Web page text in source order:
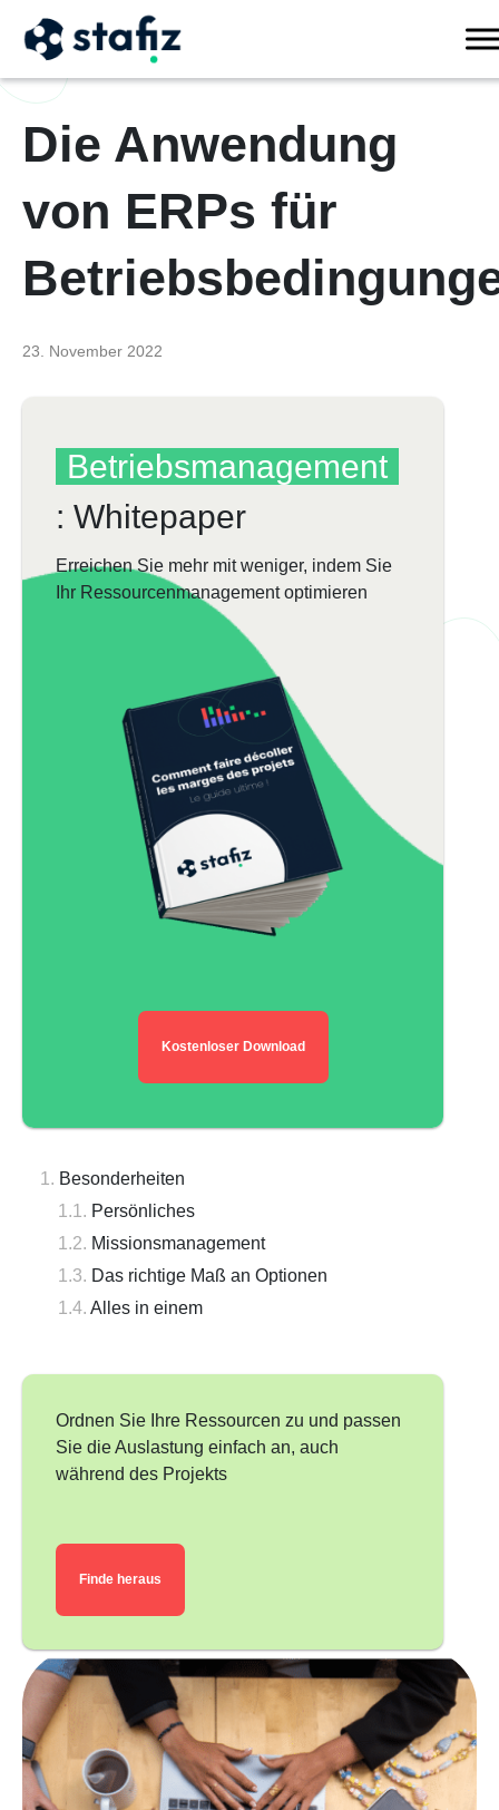
Die Anwendung
von ERPs für
23. November 2022
Betriebsmanagement
: Whitepaper
Erreichen Sie mehr mit weniger, indem Sie
Ihr Ressourcenmanagement optimieren
Kostenloser Download
Besonderheiten
Persönliches
Missionsmanagement
Das richtige Maß an Optionen
Alles in einem
Ordnen Sie Ihre Ressourcen zu und passen
Sie die Auslastung einfach an, auch
während des Projekts
Finde heraus